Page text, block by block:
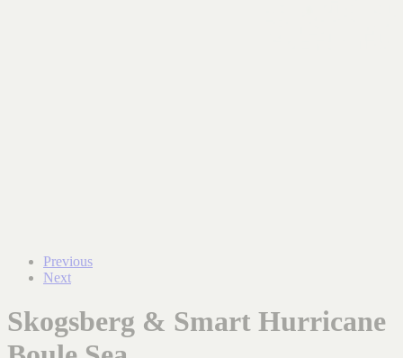
Previous
Next
Skogsberg & Smart Hurricane